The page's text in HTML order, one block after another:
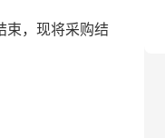
束，现将采购结